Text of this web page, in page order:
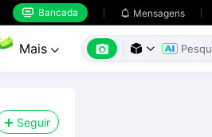
 Bancada  Mensagens
Mais    
Seguir